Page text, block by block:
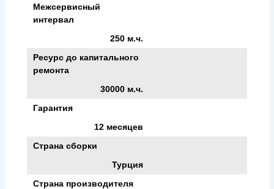
Межсервисный
интервал
250 м.ч.
Ресурс до капитального
ремонта
30000 м.ч.
Гарантия
12 месяцев
Страна сборки
Турция
Страна производителя